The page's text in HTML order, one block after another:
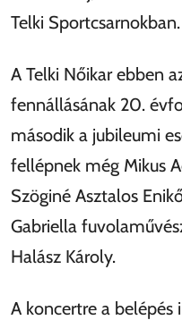
Telki Sportcsarnokban.
A Telki Nőikar ebben
fennállásának 20.
második a jubileumi
fellépnek még Mikus
Szöginé Asztalos
Gabriella
Halász Károly.
A koncertre a belépés